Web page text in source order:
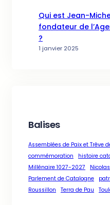
Qui est Jean-
fondateur de
?
1 janvier 2025
Balises
Assemblées de Paix et Trêve
commémoration
histoire
Millénaire 1027-2027
Parlement de Catalogne
Roussillon
Terra de Pau